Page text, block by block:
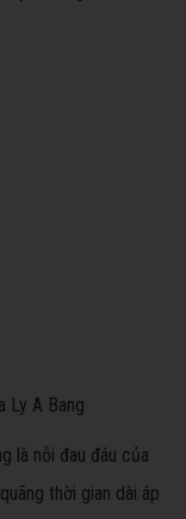
là nỗi đau đáu của
thời gian dài áp